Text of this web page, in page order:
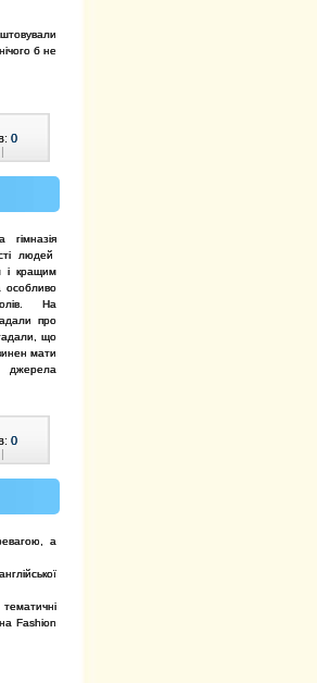
б не
0
|
людей
і кращим
особливо
На
про
що
мати
джерела
0
|
а
Fashion